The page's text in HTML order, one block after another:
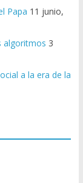
Papa 11 junio,
algoritmos 3
a la era de la